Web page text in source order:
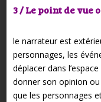
3 / Le point de vue
le narrateur est
personnages, les
déplacer dans
donner son opinion
que les personnages